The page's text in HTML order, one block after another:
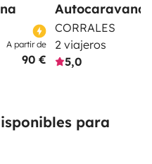
A partir de
90 €
Autocaravana
CORRALES
2 viajeros
5,0
para